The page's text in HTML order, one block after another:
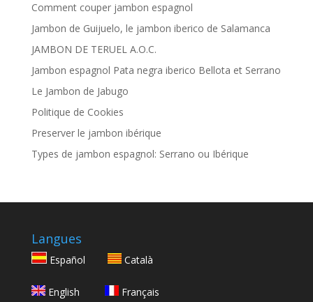
Comment couper jambon espagnol
Jambon de Guijuelo, le jambon iberico de Salamanca
JAMBON DE TERUEL A.O.C.
Jambon espagnol Pata negra iberico Bellota et Serrano
Le Jambon de Jabugo
Politique de Cookies
Preserver le jambon ibérique
Types de jambon espagnol: Serrano ou Ibérique
Langues
Español Català
English Français